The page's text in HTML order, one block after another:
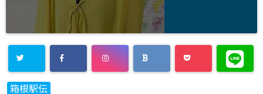
箱根駅伝